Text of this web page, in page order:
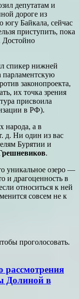
депутатам и
дороге из
югу Байкала, сейчас
приступить, пока
Достойно
спикер нижней
парламентскую
законопроекта,
их точка зрения
присвоила
в РФ).
народа, а в
д. Ни один из вас
Бурятии и
.
уникальное озеро —
и драгоценность в
относиться к ней
совсем не к
проголосовать.
рассмотрения
Долиной в